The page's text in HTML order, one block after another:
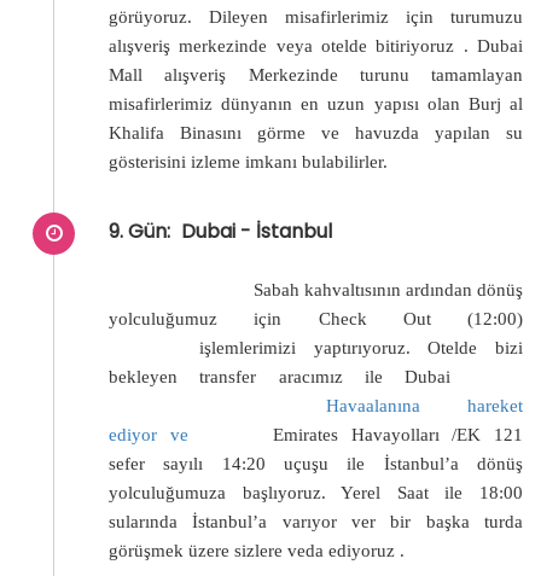
görüyoruz. Dileyen misafirlerimiz için turumuzu
alışveriş merkezinde veya otelde bitiriyoruz . Dubai
Mall alışveriş Merkezinde turunu tamamlayan
misafirlerimiz dünyanın en uzun yapısı olan Burj al
Khalifa Binasını görme ve havuzda yapılan su
gösterisini izleme imkanı bulabilirler.
9. Gün: Dubai - İstanbul
Sabah kahvaltısının ardından dönüş
yolculuğumuz için Check Out (12:00)
işlemlerimizi yaptırıyoruz. Otelde bizi
bekleyen transfer aracımız ile Dubai
Havaalanına hareket
ediyor ve
Emirates Havayolları /EK 121
sefer sayılı 14:20 uçuşu ile İstanbul’a dönüş
yolculuğumuza başlıyoruz. Yerel Saat ile 18:00
sularında İstanbul’a varıyor ver bir başka turda
görüşmek üzere sizlere veda ediyoruz .